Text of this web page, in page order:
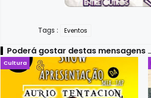
Tags : Eventos
Poderá gostar destas mensagens
Cultura